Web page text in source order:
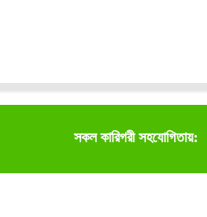
সকল কারিগরী সহযোগিতায়: